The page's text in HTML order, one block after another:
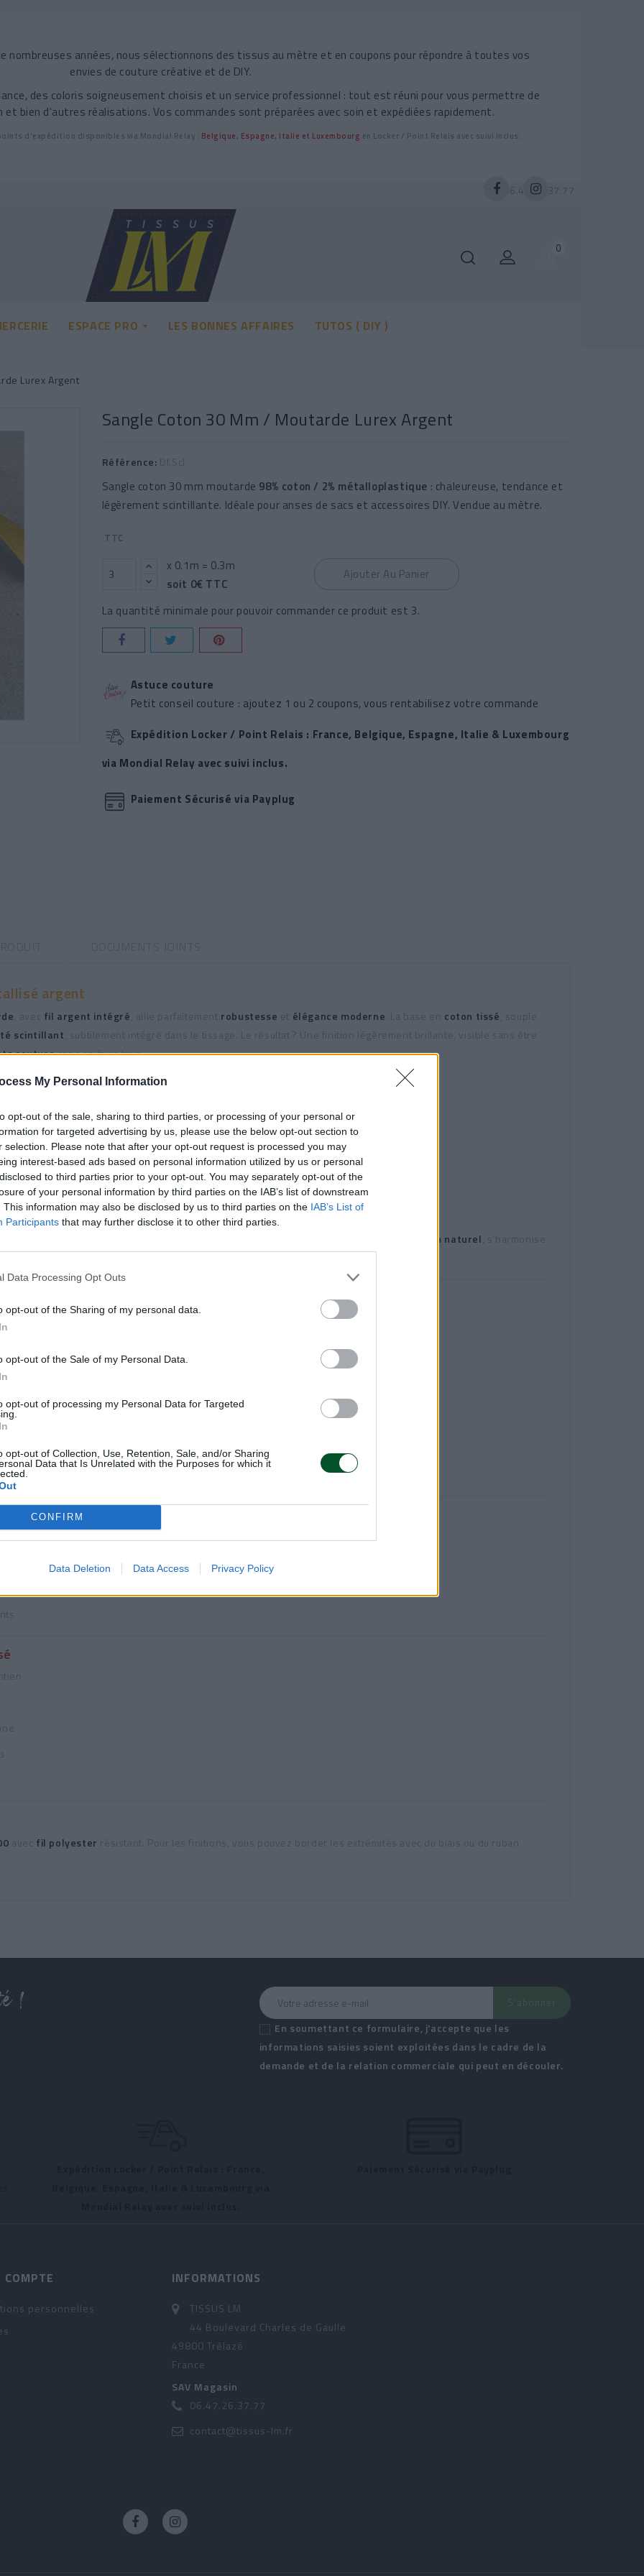
My Personal Information
opt-out of the sale, sharing to third parties, or processing of your personal or
for targeted advertising by us, please use the below opt-out section to
selection. Please note that after your opt-out request is processed you may
interest-based ads based on personal information utilized by us or personal
to third parties prior to your opt-out. You may separately opt-out of the
of your personal information by third parties on the IAB’s list of downstream
This information may also be disclosed by us to third parties on the IAB’s List of
Participants that may further disclose it to other third parties.
Data Processing Opt Outs
opt-out of the Sharing of my personal data.
opt-out of the Sale of my Personal Data.
opt-out of processing my Personal Data for Targeted
opt-out of Collection, Use, Retention, Sale, and/or Sharing
Data that Is Unrelated with the Purposes for which it
CONFIRM
Data Deletion Data Access Privacy Policy
nombreuses années, nous sélectionnons des tissus au mètre et en coupons pour répondre à toutes vos
envies de couture créative et de DIY.
des coloris soigneusement choisis et un service professionnel : tout est réuni pour vous permettre de
et bien d'autres réalisations. Vos commandes sont préparées avec soin et expédiées rapidement.
d’expédition disponibles via Mondial Relay : Belgique, Espagne, Italie et Luxembourg en Locker / Point Relais avec suivi inclus.
Tél : 06.47.26.37.77
0
ESPACE PRO LES BONNES AFFAIRES TUTOS ( DIY )
Lurex Argent
Sangle Coton 30 Mm / Moutarde Lurex Argent
Référence:
Sangle coton 30 mm moutarde 98% coton / 2% métalloplastique : chaleureuse, tendance et
légèrement scintillante. Idéale pour anses de sacs et accessoires DIY. Vendue au mètre.
TTC
x 0.1m = 0.3m
soit 0€ TTC
Ajouter Au Panier
La quantité minimale pour pouvoir commander ce produit est 3.
Astuce couture
Petit conseil couture : ajoutez 1 ou 2 coupons, vous rentabilisez votre commande
Expédition Locker / Point Relais : France, Belgique, Espagne, Italie & Luxembourg
via Mondial Relay avec suivi inclus.
Paiement Sécurisé via Payplug
argent
fil argent intégré robustesse élégance moderne coton tissé
scintillant
couturesans en faire trop.
pour réaliser :
etc.
sans négliger la tenue
coton naturel
fil polyester
!
En soumettant ce formulaire, j'accepte que les
informations saisies soient exploitées dans le cadre de la
demande et de la relation commerciale qui peut en découler.
COMPTE
personnelles
INFORMATIONS
TISSUS LM
44 Boulevard Charles de Gaulle
49800 Trélazé
France
SAV Magasin
06.47.26.37.77
contact@tissus-lm.fr